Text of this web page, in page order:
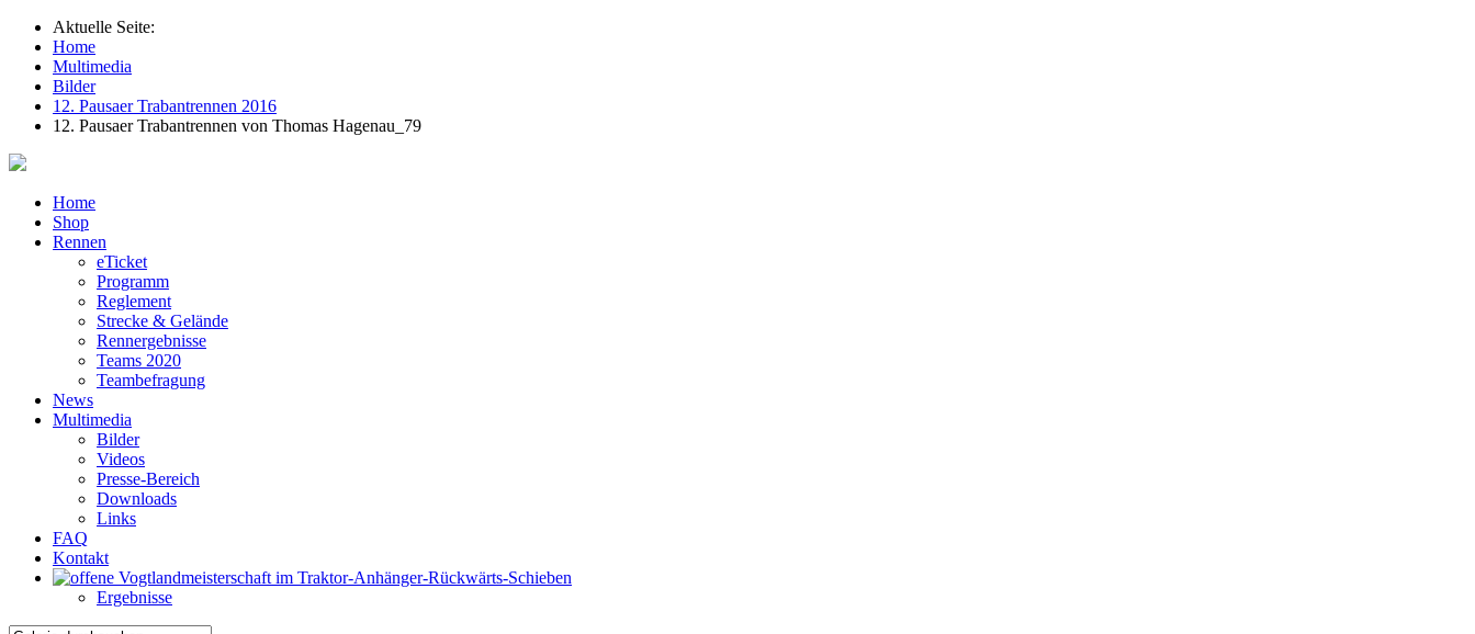
Aktuelle Seite:
Home
Multimedia
Bilder
12. Pausaer Trabantrennen 2016
12. Pausaer Trabantrennen von Thomas Hagenau_79
Home
Shop
Rennen
eTicket
Programm
Reglement
Strecke & Gelände
Rennergebnisse
Teams 2020
Teambefragung
News
Multimedia
Bilder
Videos
Presse-Bereich
Downloads
Links
FAQ
Kontakt
Ergebnisse